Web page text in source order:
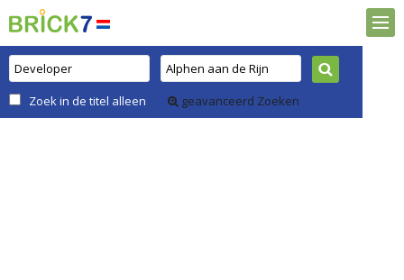
Zoek in de titel alleen geavanceerd Zoeken